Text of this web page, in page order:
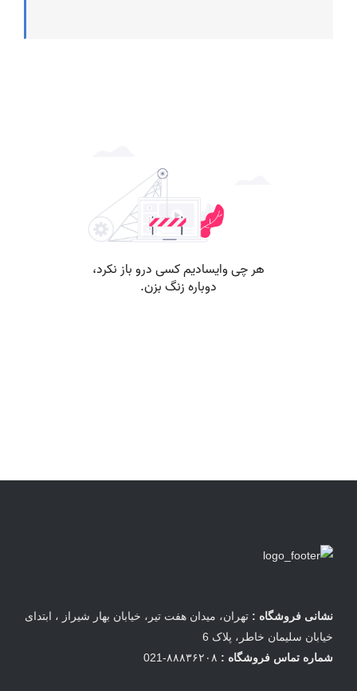
نشانی فروشگاه : تهران، میدان هفت تیر، خیابان بهار شیراز ، ابتدای
خیابان سلیمان خاطر، پلاک 6
شماره تماس فروشگاه :